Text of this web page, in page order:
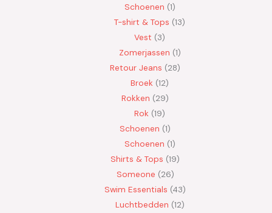
Schoenen 1
T-shirt & Tops 13
Vest
3
Zomerjassen 1
Retour Jeans
28
Broek 12
Rokken
29
Rok 19
Schoenen 1
Schoenen 1
Shirts & Tops 19
Someone 26
Swim Essentials 43
Luchtbedden 12